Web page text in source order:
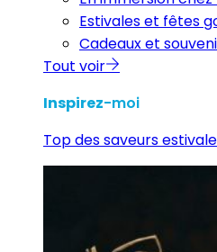
Estivales et fêtes
Cadeaux et
Tout voir
Inspirez-moi
Top des saveurs